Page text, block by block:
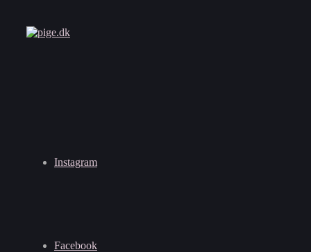
Instagram
Facebook